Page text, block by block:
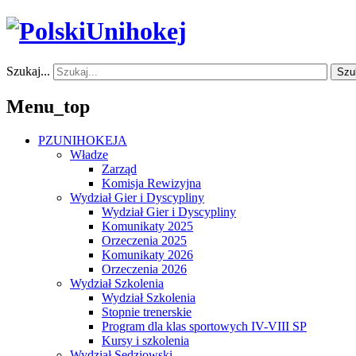
Szukaj...
Menu_top
PZUNIHOKEJA
Władze
Zarząd
Komisja Rewizyjna
Wydział Gier i Dyscypliny
Wydział Gier i Dyscypliny
Komunikaty 2025
Orzeczenia 2025
Komunikaty 2026
Orzeczenia 2026
Wydział Szkolenia
Wydział Szkolenia
Stopnie trenerskie
Program dla klas sportowych IV-VIII SP
Kursy i szkolenia